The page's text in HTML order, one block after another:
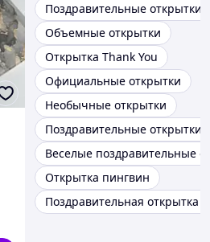
Поздравительные открытки
Объемные открытки
Открытка Thank You
Официальные открытки
Необычные открытки
Поздравительные открытки
Веселые поздравительные
Открытка пингвин
Поздравительная открытка